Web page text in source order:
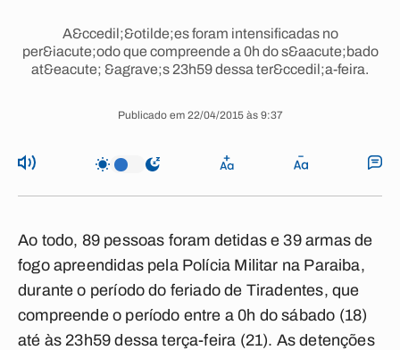
A&ccedil;&otilde;es foram intensificadas no
per&iacute;odo que compreende a 0h do s&aacute;bado
at&eacute; &agrave;s 23h59 dessa ter&ccedil;a-feira.
Publicado em 22/04/2015 às 9:37
Ao todo, 89 pessoas foram detidas e 39 armas de
fogo apreendidas pela Polícia Militar na Paraiba,
durante o período do feriado de Tiradentes, que
compreende o período entre a 0h do sábado (18)
até às 23h59 dessa terça-feira (21). As detenções